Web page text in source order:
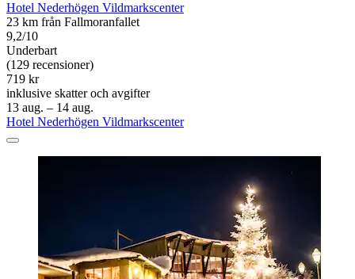
Hotel Nederhögen Vildmarkscenter
23 km från Fallmoranfallet
9,2/10
Underbart
(129 recensioner)
719 kr
inklusive skatter och avgifter
13 aug. – 14 aug.
Hotel Nederhögen Vildmarkscenter